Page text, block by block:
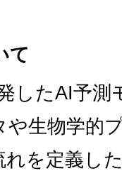
て
したAI予
や生物学的
れを定義し